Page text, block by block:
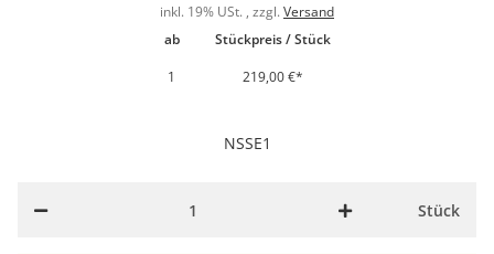
inkl. 19% USt. , zzgl. Versand
ab
Stückpreis / Stück
1
219,00 €*
NSSE1
Stück